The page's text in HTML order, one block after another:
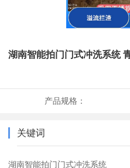
湖南智能拍门门式冲洗系统
产品规格：
关键词
湖南智能拍门门式冲洗系统